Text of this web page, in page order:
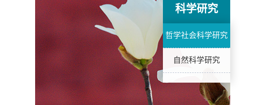
科学研究
哲学社会科学研究
自然科学研究